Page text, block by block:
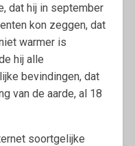
dat hij in september
kon zeggen, dat
warmer is
hij alle
bevindingen, dat
van de aarde, al 18
soortgelijke